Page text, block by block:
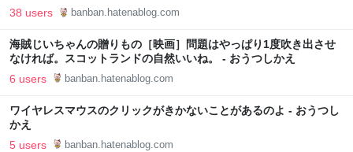
38 users banban.hatenablog.com
海賊じいちゃんの贈りもの［映画］問題はやっぱり1度吹き出させ
なければ。スコットランドの自然いいね。 - おうつしかえ
6 users banban.hatenablog.com
ワイヤレスマウスのクリックがきかないことがあるのよ - おうつし
かえ
5 users banban.hatenablog.com